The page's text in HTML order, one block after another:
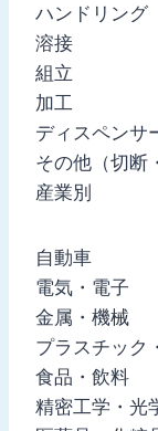
ハンドリング
溶接
組立
加工
ディスペンサ
その他（切断
産業別
自動車
電気・電子
金属・機械
プラスチック
食品・飲料
精密工学・光